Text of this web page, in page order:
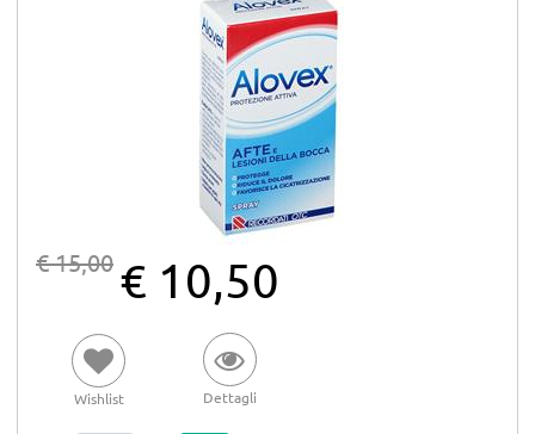
€ 15,00 € 10,50
Wishlist Dettagli